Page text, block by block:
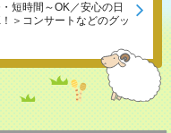
短時間～OK／安心の日
＞コンサートなどのグッ